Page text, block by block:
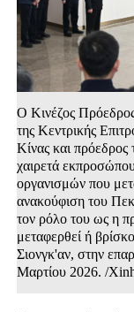
Ο Κινέζος Πρόεδρος
της Κεντρικής
Κίνας και πρόεδρος
χαιρετά
οργανισμών που
ανακούφιση του
τον ρόλο του ως η
μεταφερθεί ή
Σιονγκ'αν, στην
Μαρτίου 2026. /